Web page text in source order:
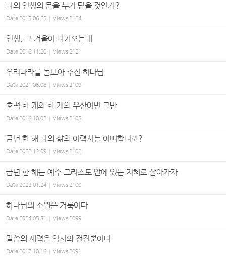
나의 인생의 문을 누가 닫을 것인가?
Date2015.06.25 Views2124
인생, 그 겨울이 다가오는데
Date2016.11.20 Views2121
우리나라를 돌보아 주신 하나님
Date2021.06.08 Views2109
호떡 한 개와 한 개의 우산이면 그만
Date2016.10.02 Views2105
금년 한 해 나의 삶의 이력서는 어떠합니까?
Date2022.12.09 Views2102
금년 한 해는 예수 그리스도 안에 있는 지혜로 살아가자
Date2022.01.24 Views2100
하나님의 소원은 거룩이다
Date2024.05.31 Views2099
말씀의 세력은 역사와 전진뿐이다
Date2017.10.16 Views2091